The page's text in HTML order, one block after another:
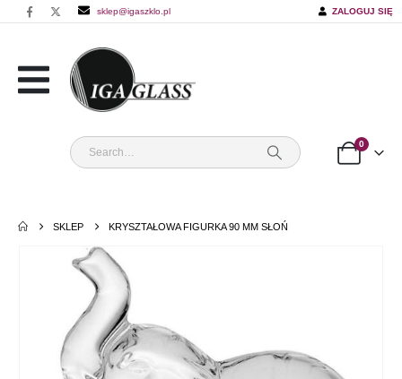
sklep@igaszklo.pl ZALOGUJ SIĘ
0
SKLEP KRYSZTAŁOWA FIGURKA 90 MM SŁOŃ